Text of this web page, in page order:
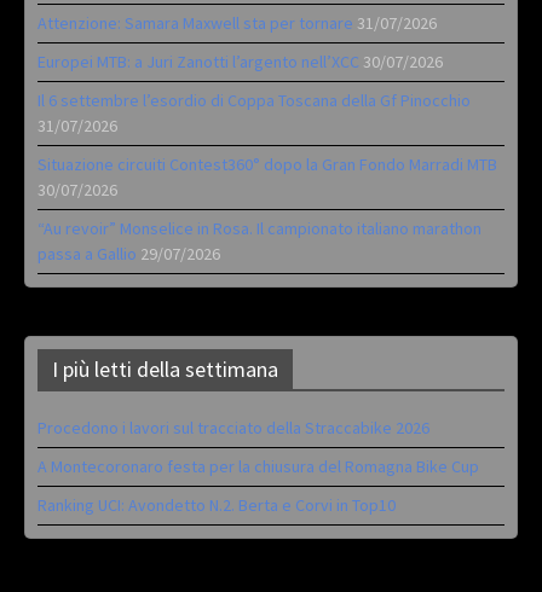
Attenzione: Samara Maxwell sta per tornare 31/07/2026
Europei MTB: a Juri Zanotti l’argento nell’XCC 30/07/2026
Il 6 settembre l’esordio di Coppa Toscana della Gf Pinocchio
31/07/2026
Situazione circuiti Contest360° dopo la Gran Fondo Marradi MTB
30/07/2026
“Au revoir” Monselice in Rosa. Il campionato italiano marathon
passa a Gallio 29/07/2026
I più letti della settimana
Procedono i lavori sul tracciato della Straccabike 2026
A Montecoronaro festa per la chiusura del Romagna Bike Cup
Ranking UCI: Avondetto N.2. Berta e Corvi in Top10